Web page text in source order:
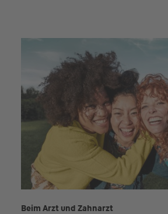
Beim Arzt und Zahnarzt